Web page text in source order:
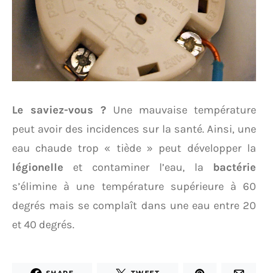
Le saviez-vous ? Une mauvaise température
peut avoir des incidences sur la santé. Ainsi, une
eau chaude trop « tiède » peut développer la
légionelle et contaminer l’eau, la bactérie
s’élimine à une température supérieure à 60
degrés mais se complaît dans une eau entre 20
et 40 degrés.